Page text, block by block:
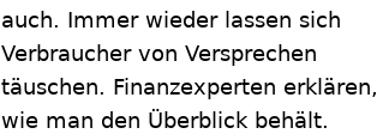
auch. Immer wieder lassen sich
Verbraucher von Versprechen
täuschen. Finanzexperten erklären,
wie man den Überblick behält.